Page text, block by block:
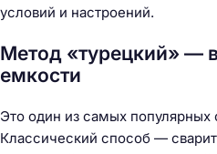
условий и настроений.
Метод «турецкий» —
емкости
Это один из самых популярных
Классический способ —